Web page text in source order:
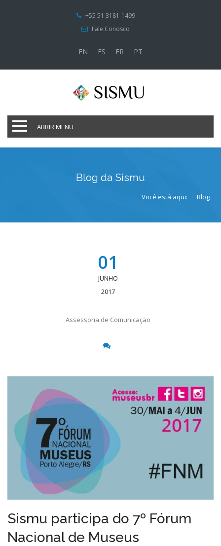
+55 51 3181-1499
Fale Conosco
EN ES FR PT
ABRIR MENU
Blog da Sismu
Você está aqui: Blog
01
JUNHO
2017
Assessoria de Comunicação
Sismu participa do 7º Fórum
Nacional de Museus